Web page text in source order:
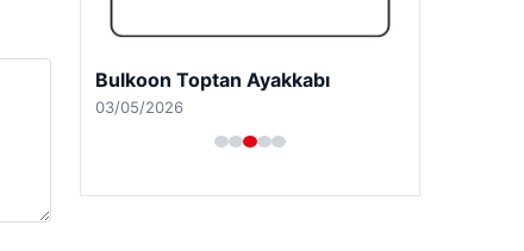
Bulkoon Toptan Ayakkabı
03/05/2026